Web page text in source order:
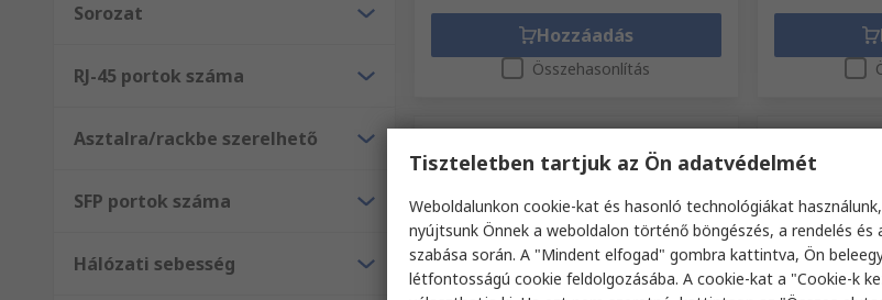
Sorozat
RJ-45 portok száma
Asztalra/rackbe szerelhető
SFP portok száma
Hálózati sebesség
Hozzáadás
Összehasonlítás
Tiszteletben tartjuk az Ön adatvédelmét
Weboldalunkon cookie-kat és hasonló technológiákat
nyújtsunk Önnek a weboldalon történő böngészés, a rendelés
szabása során. A "Mindent elfogad" gombra kattintva, Ön
létfontosságú cookie feldolgozásába. A cookie-kat a "Cookie-k